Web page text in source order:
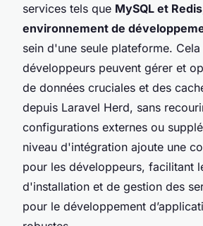
services tels que MySQL et Redis
environnement de
sein d'une seule plateforme.
développeurs peuvent gérer et
de données cruciales et des
depuis Laravel Herd, sans
configurations externes ou
niveau d'intégration ajoute une
pour les développeurs, facilitant
d'installation et de gestion des
pour le développement